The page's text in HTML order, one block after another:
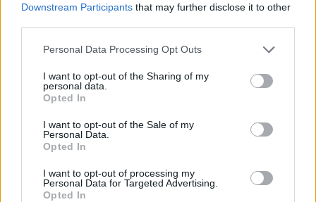
Downstream Participants that may further disclose it to other
Please note that this website/app uses one or more Google
not limited to your visit or usage behaviour. You may click to
grant or deny consent to Google and its third-party tags to
use your data for below specified purposes in below Google
consent section.
Personal Data Processing Opt Outs
I want to opt-out of the Sharing of my
personal data.
Opted In
I want to opt-out of the Sale of my
Personal Data.
Opted In
I want to opt-out of processing my
Personal Data for Targeted Advertising.
Opted In
Film Photoshop Keira Knightley
SZEMBE MERSZ NÉZNI AZZAL, AKIVÉ
VÁLHATTÁL VOLNA?